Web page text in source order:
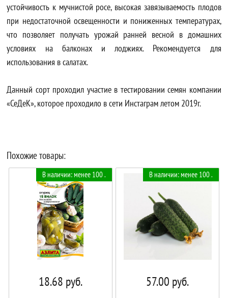
устойчивость к мучнистой росе, высокая завязываемость плодов
при недостаточной освещенности и пониженных температурах,
что позволяет получать урожай ранней весной в домашних
условиях на балконах и лоджиях. Рекомендуется для
использования в салатах.
Данный сорт проходил участие в тестировании семян компании
«СеДеК», которое проходило в сети Инстаграм летом 2019г.
Похожие товары:
В наличии: менее 100 .
18.68 руб.
В наличии: менее 100 .
57.00 руб.